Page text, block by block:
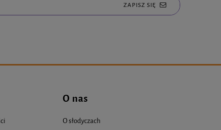
ZAPISZ SIĘ
O nas
O słodyczach